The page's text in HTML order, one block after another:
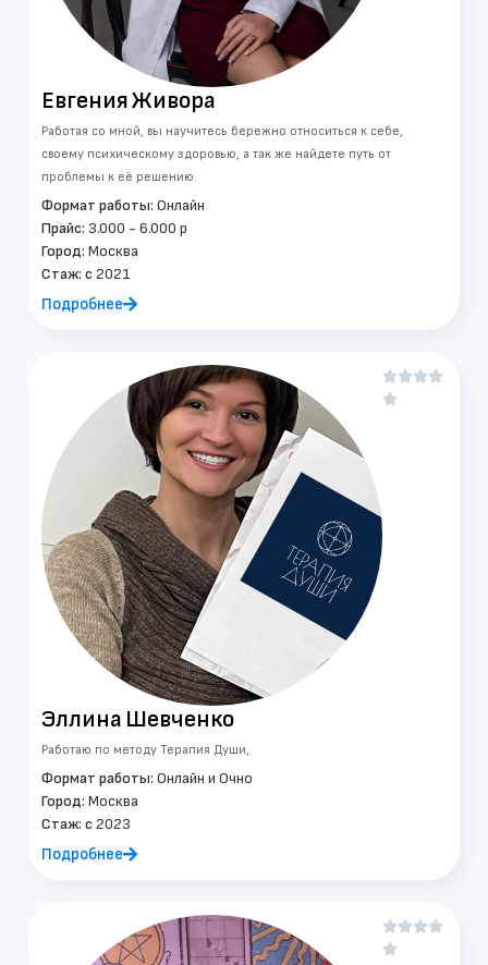
ЕвгенияЖивора
Работая со мной, вы научитесь бережно относиться к себе,
своему психическому здоровью, а так же найдете путь от
проблемы к её решению.
Формат работы: Онлайн
Прайс: 3.000 - 6.000 р
Город: Москва
Стаж: c 2021
Подробнее


Эллина Шевченко
Работаю по методу Терапия Души,
Формат работы: Онлайн и Очно
Город: Москва
Стаж: c 2023
Подробнее

